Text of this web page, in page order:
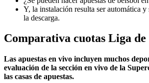
Y, la instalación resulta ser automática y
la descarga.
Comparativa cuotas Liga de
Las apuestas en vivo incluyen muchos
evaluación de la sección en vivo de la
las casas de apuestas.